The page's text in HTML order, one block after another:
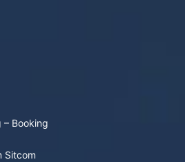
– Booking
Sitcom